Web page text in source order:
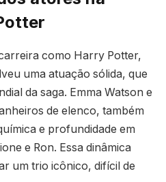
como Harry Potter,
uma atuação sólida, que
da saga. Emma Watson e
de elenco, também
e profundidade em
e Ron. Essa dinâmica
um trio icônico, difícil de